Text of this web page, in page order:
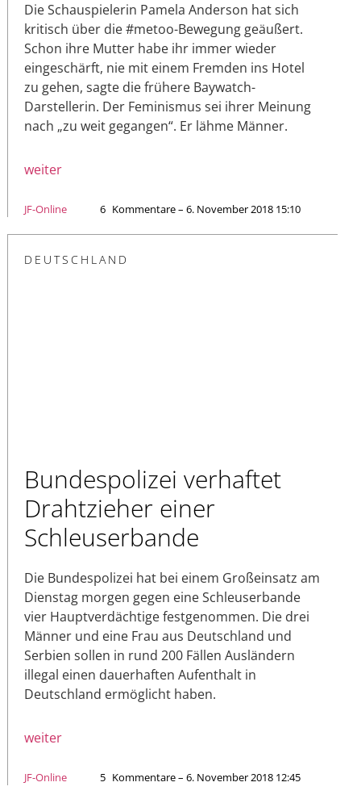
Die Schauspielerin Pamela Anderson hat sich
kritisch über die #metoo-Bewegung geäußert.
Schon ihre Mutter habe ihr immer wieder
eingeschärft, nie mit einem Fremden ins Hotel
zu gehen, sagte die frühere Baywatch-
Darstellerin. Der Feminismus sei ihrer Meinung
nach „zu weit gegangen“. Er lähme Männer.
weiter
JF-Online 6 Kommentare – 6. November 2018 15:10
DEUTSCHLAND
Bundespolizei verhaftet
Drahtzieher einer
Schleuserbande
Die Bundespolizei hat bei einem Großeinsatz am
Dienstag morgen gegen eine Schleuserbande
vier Hauptverdächtige festgenommen. Die drei
Männer und eine Frau aus Deutschland und
Serbien sollen in rund 200 Fällen Ausländern
illegal einen dauerhaften Aufenthalt in
Deutschland ermöglicht haben.
weiter
JF-Online 5 Kommentare – 6. November 2018 12:45